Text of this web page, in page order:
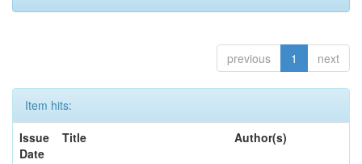
previous 1 next
Item hits:
Issue
Date
Title Author(s)